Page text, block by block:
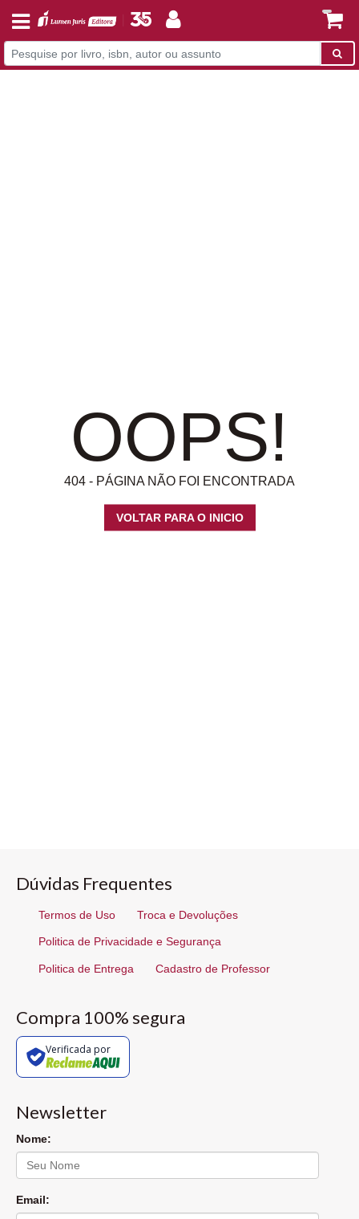
OOPS!
404 - PÁGINA NÃO FOI ENCONTRADA
VOLTAR PARA O INICIO
Dúvidas Frequentes
Termos de Uso Troca e Devoluções
Politica de Privacidade e Segurança
Politica de Entrega Cadastro de Professor
Compra 100% segura
Verificada por
Newsletter
Nome:
Email: